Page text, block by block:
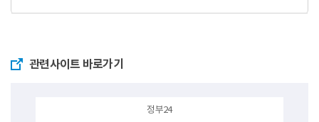
관련사이트 바로가기
정부24